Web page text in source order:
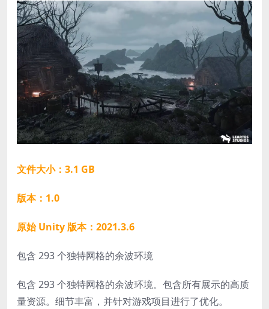
文件大小：3.1 GB
版本：1.0
原始 Unity 版本：2021.3.6
包含 293 个独特网格的余波环境
包含 293 个独特网格的余波环境。包含所有展示的高质
量资源。细节丰富，并针对游戏项目进行了优化。